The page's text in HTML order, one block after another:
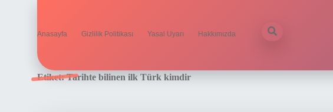
Anasayfa Gizlilik Politikası Yasal Uyarı Hakkımızda
Etiket:Tarihte bilinen ilk Türk kimdir